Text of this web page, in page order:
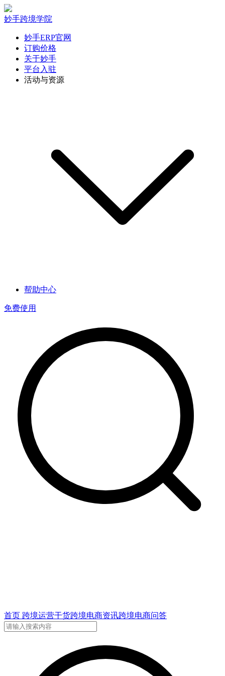
妙手跨境学院
妙手ERP官网
订购价格
关于妙手
平台入驻
活动与资源
帮助中心
免费使用
首页 跨境运营干货跨境电商资讯跨境电商问答